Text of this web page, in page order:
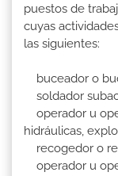
puestos de
cuyas
las siguientes:
buceador o
soldador
operador u
hidráulicas,
recogedor o
operador u